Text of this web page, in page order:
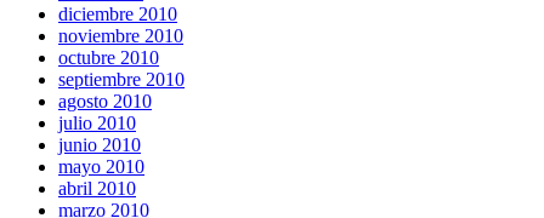
diciembre 2010
noviembre 2010
octubre 2010
septiembre 2010
agosto 2010
julio 2010
junio 2010
mayo 2010
abril 2010
marzo 2010